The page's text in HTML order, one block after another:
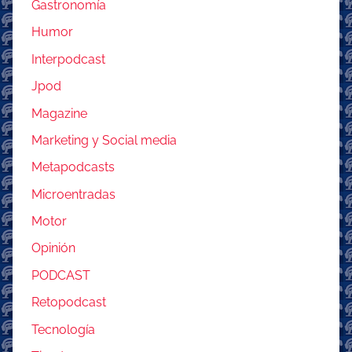
Gastronomía
Humor
Interpodcast
Jpod
Magazine
Marketing y Social media
Metapodcasts
Microentradas
Motor
Opinión
PODCAST
Retopodcast
Tecnología